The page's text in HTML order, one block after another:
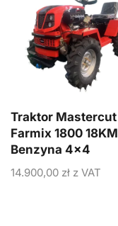
Traktor Mastercut
Farmix 1800 18KM
Benzyna 4×4
14.900,00 zł z VAT